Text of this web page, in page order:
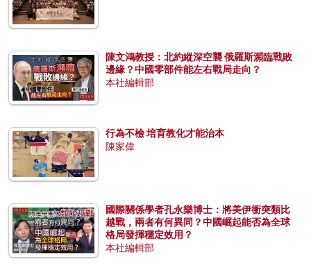
陳文鴻教授：北約縱深空襲 俄羅斯瀕臨戰敗
邊緣？中國零部件能左右戰局走向？
本社編輯部
行為不檢 培育教化才能治本
陳家偉
國際關係學者孔永樂博士：將美伊衝突類比
越戰，兩者有何異同？中國崛起能否為全球
格局發揮穩定效用？
本社編輯部